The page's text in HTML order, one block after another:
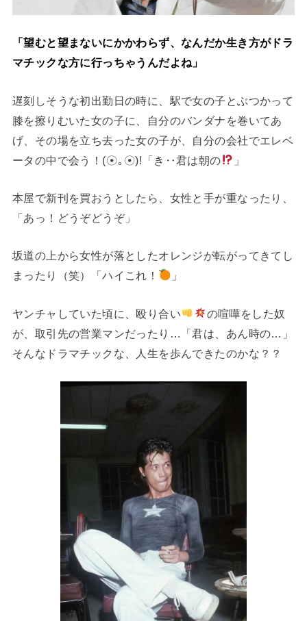
「望むと望まないにかかわらず、なんだか生き方がドラ
マチックな方に行っちゃうんだよね」
遅刻しそうな初出勤日の時に、駅で女の子とぶつかって
膝を擦りむいた女の子に、自分のバンダナを巻いてあ
げ、その場を立ち去った女の子が、自分の会社でエレベ
ータの中で会う！(⁠☉⁠｡⁠☉⁠)⁠!「き‥君は朝の
」
本屋で新刊を買おうとしたら、女性と手が重なったり、
「あっ！どうぞどうぞ」
坂道の上から女性が落としたオレンジが転がってきてし
まったり（笑）「ハイこれ！
」
ヤンチャしていた頃に、殴り合い
の喧嘩をした奴
が、取引先の営業マンだったり…「君は、あん時の…」
そんなドラマチックな、人生を歩んできたのかな？？